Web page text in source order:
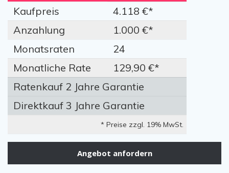
Kaufpreis
4.118 €*
Anzahlung
1.000 €*
Monatsraten
24
Monatliche Rate
129,90 €*
Ratenkauf 2 Jahre Garantie
Direktkauf 3 Jahre Garantie
* Preise zzgl. 19% MwSt.
Angebot anfordern